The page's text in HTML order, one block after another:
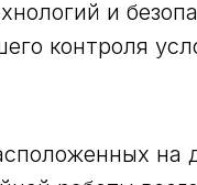
и
контроля
на